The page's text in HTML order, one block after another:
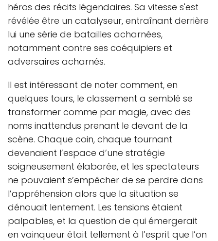
héros des récits légendaires. Sa vitesse s'est
révélée être un catalyseur, entraînant derrière
lui une série de batailles acharnées,
notamment contre ses coéquipiers et
adversaires acharnés.
Il est intéressant de noter comment, en
quelques tours, le classement a semblé se
transformer comme par magie, avec des
noms inattendus prenant le devant de la
scène. Chaque coin, chaque tournant
devenaient l’espace d’une stratégie
soigneusement élaborée, et les spectateurs
ne pouvaient s’empêcher de se perdre dans
l’appréhension alors que la situation se
dénouait lentement. Les tensions étaient
palpables, et la question de qui émergerait
en vainqueur était tellement à l’esprit que l’on